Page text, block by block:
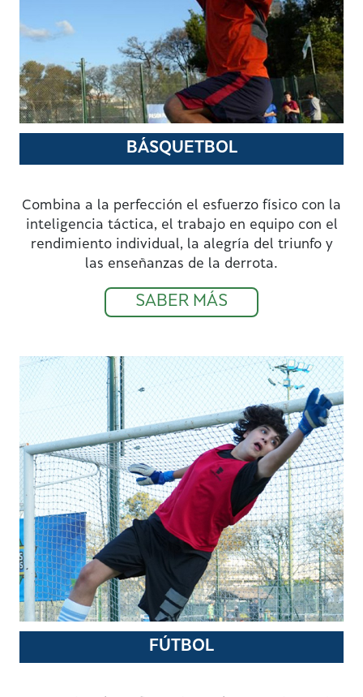
BÁSQUETBOL
Combina a la perfección el esfuerzo físico con la
inteligencia táctica, el trabajo en equipo con el
rendimiento individual, la alegría del triunfo y
las enseñanzas de la derrota.
SABER MÁS
FÚTBOL